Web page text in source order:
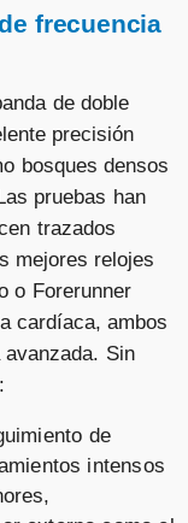
días
pulsómetros
30 días
30 días
frecuencia
de doble
precisión
bosques densos
pruebas han
trazados
mejores relojes
o Forerunner
cardíaca, ambos
Sin
de
intensos